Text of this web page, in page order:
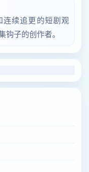
连续追更的短剧观
钩子的创作者。